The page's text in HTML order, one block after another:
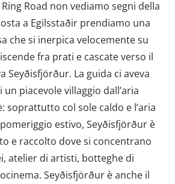
Road non vediamo segni della
a Egilsstaðir prendiamo una
che si inerpica velocemente su
fra prati e cascate verso il
Seyðisfjörður. La guida ci aveva
piacevole villaggio dall’aria
soprattutto col sole caldo e l’aria
estivo, Seyðisfjörður è
e raccolto dove si concentrano
atelier di artisti, botteghe di
Seyðisfjörður è anche il